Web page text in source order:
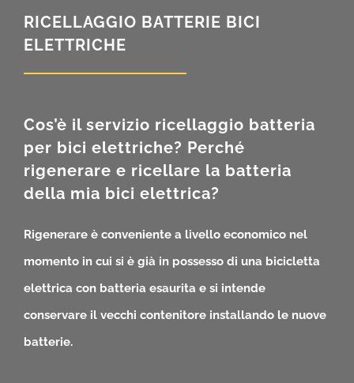
RICELLAGGIO BATTERIE BICI
ELETTRICHE
Cos’è il servizio ricellaggio batteria
per bici elettriche? Perché
rigenerare e ricellare la batteria
della mia bici elettrica?
Rigenerare è conveniente a livello economico nel
momento in cui si è già in possesso di una bicicletta
elettrica con batteria esaurita e si intende
conservare il vecchi contenitore installando le nuove
batterie.